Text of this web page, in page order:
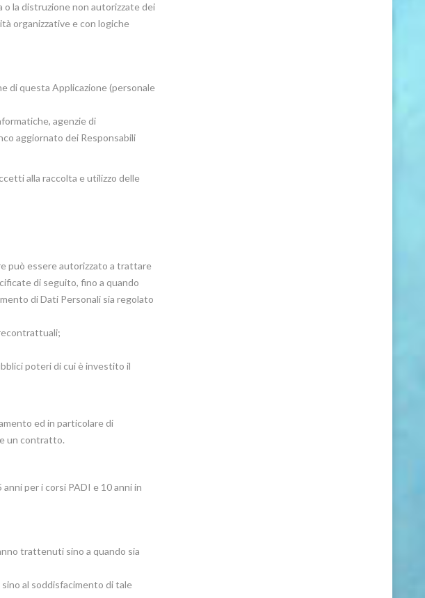
o la distruzione non autorizzate dei
organizzative e con logiche
di questa Applicazione (personale
agenzie di
aggiornato dei Responsabili
alla raccolta e utilizzo delle
può essere autorizzato a trattare
di seguito, fino a quando
di Dati Personali sia regolato
poteri di cui è investito il
ed in particolare di
un contratto.
per i corsi PADI e 10 anni in
trattenuti sino a quando sia
al soddisfacimento di tale